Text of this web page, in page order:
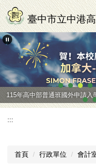
跳
到
主
要
區
臺中市立中港
115年高中部普通班國外申請入
:::
首頁 行政單位 會計